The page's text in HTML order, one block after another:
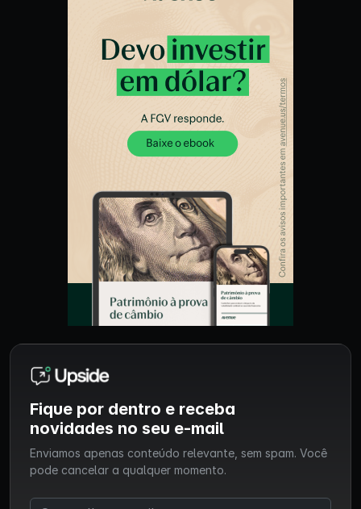
Fique por dentro e receba
novidades no seu e-mail
Enviamos apenas conteúdo relevante, sem spam. Você
pode cancelar a qualquer momento.